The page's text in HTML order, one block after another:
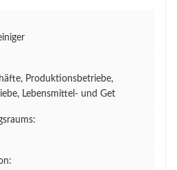
Produktionsbetriebe,
Lebensmittel- und Get